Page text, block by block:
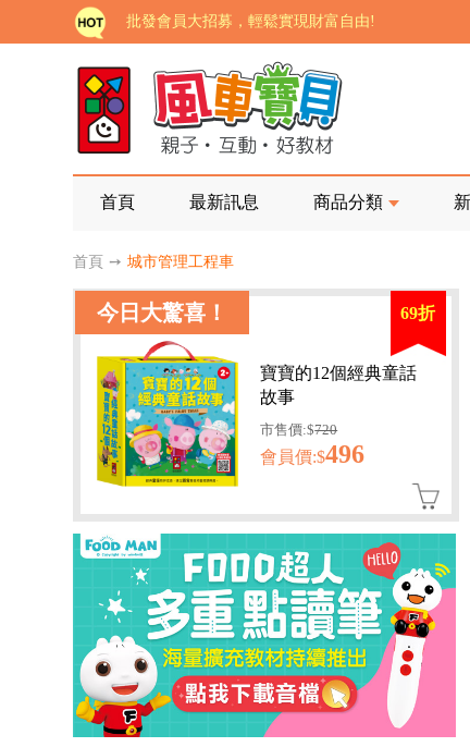
批發會員大招募，輕鬆實現財富自由!
如需更改或重開發票 需在訂單成立三天內通知客服
老師您好!!幼教會員火熱招募中~
海外購物免煩惱！點我查看『海外購物流程說明』
家長樂了!「風車書版集團暨FOOD超人企業總部」
老師您好!!幼教會員火熱招募中~
海外購物免煩惱！點我查看『海外購物流程說明』
首頁 最新訊息 商品分類
首頁 ➙ 城市管理工程車
今日大驚喜！ 69折
寶寶的12個經典童話
故事
市售價:$720
會員價:$496